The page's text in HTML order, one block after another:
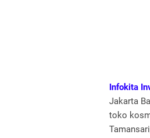
Infokita
Jakarta
toko